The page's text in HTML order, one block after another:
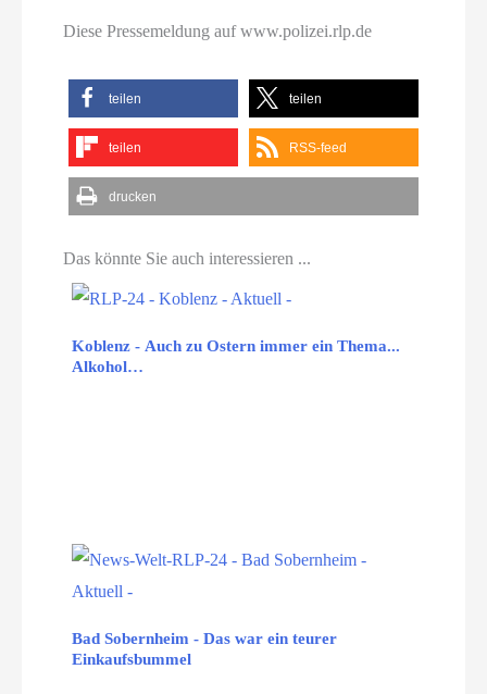
Diese Pressemeldung auf www.polizei.rlp.de
teilen teilen
teilen RSS-feed
drucken
Das könnte Sie auch interessieren ...
Koblenz - Auch zu Ostern immer ein Thema...
Alkohol…
Bad Sobernheim - Das war ein teurer
Einkaufsbummel